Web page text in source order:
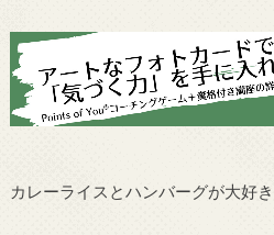
カレーライスとハンバーグが大好き